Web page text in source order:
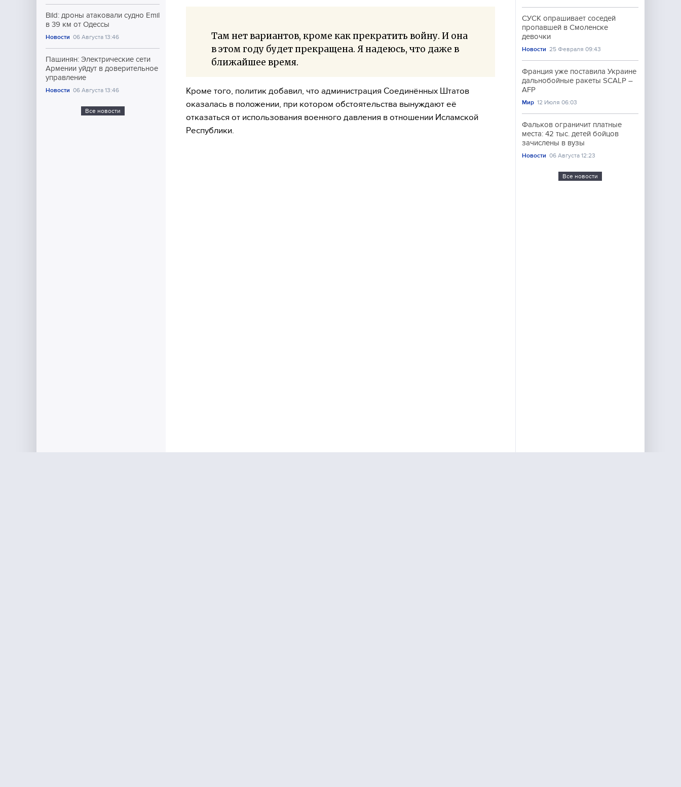
Bild: дроны атаковали судно Emil
в 39 км от Одессы
Новости 06 Августа 13:46
Пашинян: Электрические сети
Армении уйдут в доверительное
управление
Новости 06 Августа 13:46
Все новости
Там нет вариантов, кроме как прекратить войну. И она
в этом году будет прекращена. Я надеюсь, что даже в
ближайшее время.
Кроме того, политик добавил, что администрация Соединённых Штатов
оказалась в положении, при котором обстоятельства вынуждают её
отказаться от использования военного давления в отношении Исламской
Республики.
СУСК опрашивает соседей
пропавшей в Смоленске
девочки
Новости 25 Февраля 09:43
Франция уже поставила Украине
дальнобойные ракеты SCALP –
AFP
Мир 12 Июля 06:03
Фальков ограничит платные
места: 42 тыс. детей бойцов
зачислены в вузы
Новости 06 Августа 12:23
Все новости